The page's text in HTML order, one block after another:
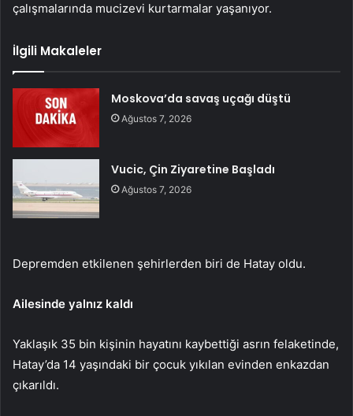
çalışmalarında mucizevi kurtarmalar yaşanıyor.
İlgili Makaleler
Moskova’da savaş uçağı düştü
Ağustos 7, 2026
Vucic, Çin Ziyaretine Başladı
Ağustos 7, 2026
Depremden etkilenen şehirlerden biri de Hatay oldu.
Ailesinde yalnız kaldı
Yaklaşık 35 bin kişinin hayatını kaybettiği asrın felaketinde,
Hatay’da 14 yaşındaki bir çocuk yıkılan evinden enkazdan
çıkarıldı.